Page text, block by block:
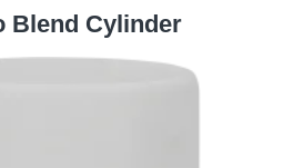
Blend Cylinder